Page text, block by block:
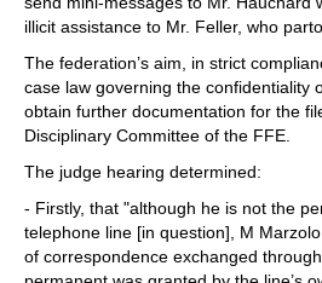
illicit assistance to Mr. Feller, who
The federation’s aim, in strict
case law governing the confidentiality
obtain further documentation for the
Disciplinary Committee of the FFE.
The judge hearing determined:
- Firstly, that "although he is not the
telephone line [in question], M
of correspondence exchanged